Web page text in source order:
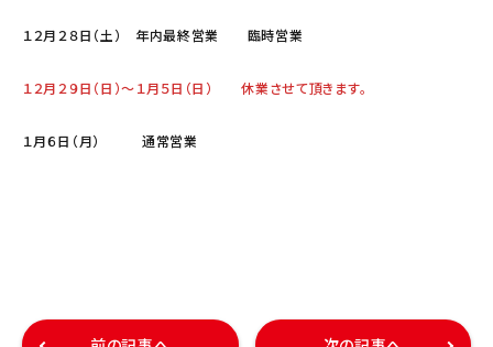
１２月２８日（土） 年内最終営業 臨時営業
１２月２９日（日）～１月５日（日） 休業させて頂きます。
１月６日（月） 通常営業